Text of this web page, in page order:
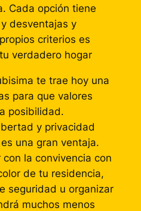
Cada opción tiene
desventajas y
criterios es
verdadero hogar
te trae hoy una
para que valores
posibilidad.
y privacidad
una gran ventaja.
la convivencia con
de tu residencia,
seguridad u organizar
muchos menos